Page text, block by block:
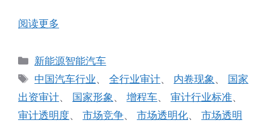
阅读更多
分
类
新能源智能汽车
标
签
中国汽车行业、全行业审计、 内卷现象、 国家
出资审计、 国家形象、 增程车、 审计行业标准、
审计透明度、 市场竞争、 市场透明化、 市场透明